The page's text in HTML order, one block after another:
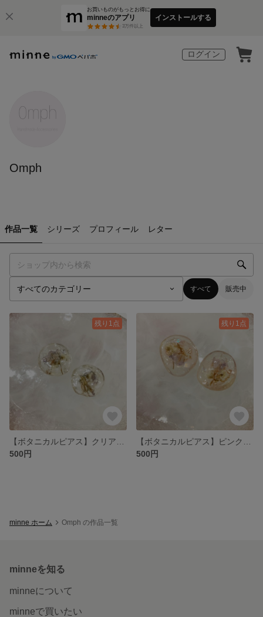
お買いものがもっとお得に
minneのアプリ
3万件以上
インストールする
ログイン
Omph
作品一覧 シリーズ プロフィール レター
すべて 販売中
残り1点
500円
残り1点
500円
minne ホーム Omph の作品一覧
minneを知る
minneについて
minneで買いたい